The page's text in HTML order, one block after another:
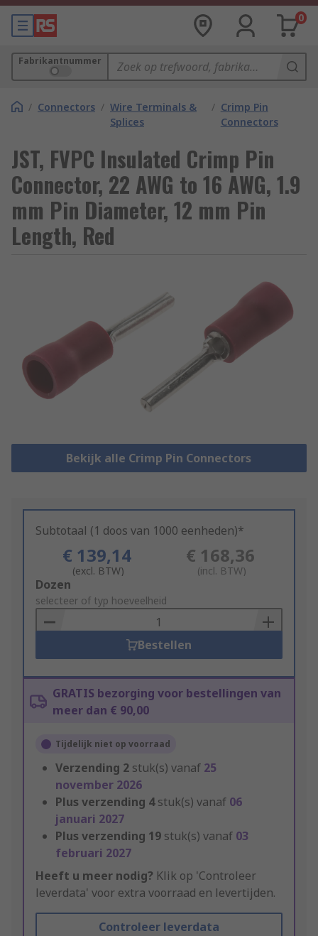
0
Fabrikantnummer
/ Connectors / Wire Terminals &
Splices
/ Crimp Pin
Connectors
JST, FVPC Insulated Crimp Pin
Connector, 22 AWG to 16 AWG, 1.9
mm Pin Diameter, 12 mm Pin
Length, Red
Bekijk alle Crimp Pin Connectors
Subtotaal (1 doos van 1000 eenheden)*
€ 139,14
(excl. BTW)
€ 168,36
(incl. BTW)
Add
to
Basket
Dozen
selecteer of typ hoeveelheid
Bestellen
GRATIS bezorging voor bestellingen van
meer dan € 90,00
Tijdelijk niet op voorraad
Verzending 2 stuk(s) vanaf 25
november 2026
Plus verzending 4stuk(s) vanaf 06
januari 2027
Plus verzending 19 stuk(s) vanaf 03
februari 2027
Heeft u meer nodig? Klik op 'Controleer
leverdata' voor extra voorraad en levertijden.
Controleer leverdata